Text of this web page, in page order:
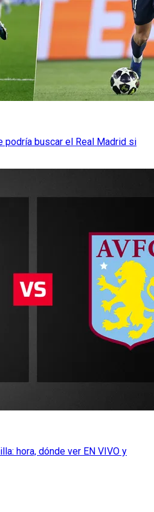
podría buscar el Real Madrid si
hora, dónde ver EN VIVO y